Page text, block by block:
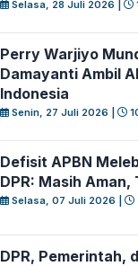
Selasa, 28 Juli 2026 |
Perry Warjiyo
Damayanti Ambil
Indonesia
Senin, 27 Juli 2026 |
Defisit APBN
DPR: Masih Aman,
Selasa, 07 Juli 2026 |
DPR, Pemerintah,